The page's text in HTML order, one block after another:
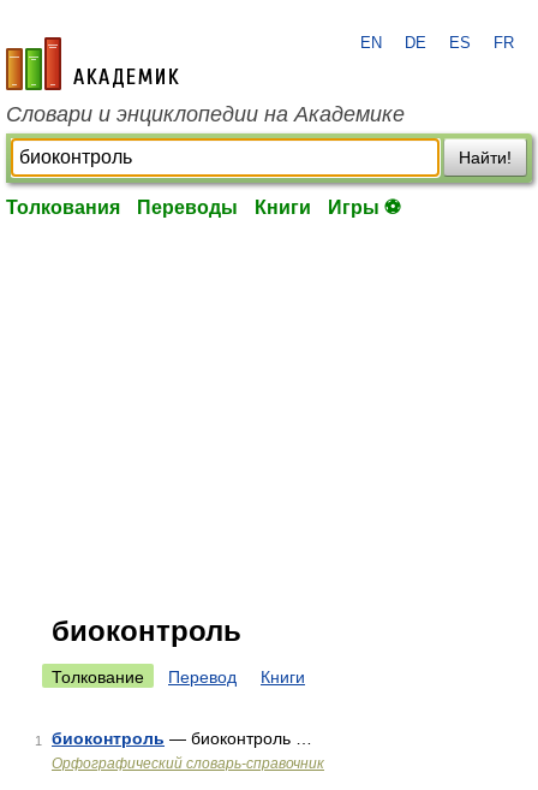
academic.ru
EN DE ES FR
Словари и энциклопедии на Академике
Найти!
Толкования Переводы Книги Игры ⚽
биоконтроль
Толкование Перевод Книги
1 биоконтроль — биоконтроль …
Орфографический словарь-справочник